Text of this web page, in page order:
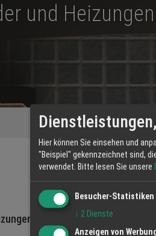
und
GmbH
Hier können Sie einsehen und
"Beispiel" gekennzeichnet sind,
verwendet. Bitte lesen Sie unsere
Besucher-Statistiken
↓ 2 Dienste
Anzeigen von